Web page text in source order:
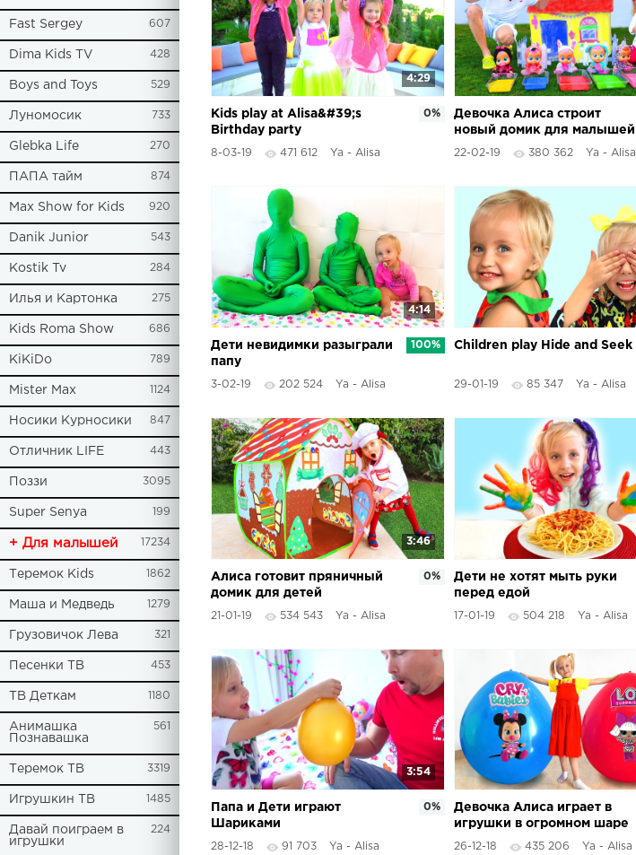
Fast Sergey 607
Dima Kids TV 428
Boys and Toys 529
Луномосик 733
Glebka Life 270
ПАПА тайм 874
Max Show for Kids 920
Danik Junior 543
Kostik Tv 284
Илья и Картонка 275
Kids Roma Show 686
KiKiDo 789
Mister Max 1124
Носики Курносики 847
Отличник LIFE 443
Поззи 3095
Super Senya 199
+ Для малышей 17234
Теремок Kids 1862
Маша и Медведь 1279
Грузовичок Лева 321
Песенки ТВ 453
ТВ Деткам 1180
Анимашка
Познавашка
561
Теремок ТВ 3319
Игрушкин ТВ 1485
Давай поиграем в
игрушки
224
4:29
Kids play at Alisa&#39;s
Birthday party
8-03-19 471 612 Ya - Alisa
0%
Девочка Алиса строит
новый домик для малышей
22-02-19 380 362 Ya - Alisa
4:14
Дети невидимки разыграли
папу
3-02-19 202 524 Ya - Alisa
100% Children play Hide and Seek
29-01-19 85 347 Ya - Alisa
3:46
Алиса готовит пряничный
домик для детей
21-01-19 534 543 Ya - Alisa
0%
Дети не хотят мыть руки
перед едой
17-01-19 504 218 Ya - Alisa
3:54
Папа и Дети играют
Шариками
28-12-18 91 703 Ya - Alisa
0%
Девочка Алиса играет в
игрушки в огромном шаре
/Giant balloons w/ surprise
26-12-18 435 206 Ya - Alisa